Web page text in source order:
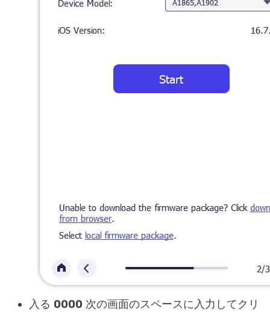
入る 0000 次の画面のスペースに入力してクリ